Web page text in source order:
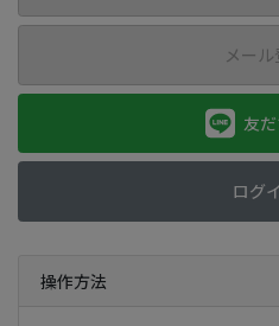
メール
友
ログ
操作方法